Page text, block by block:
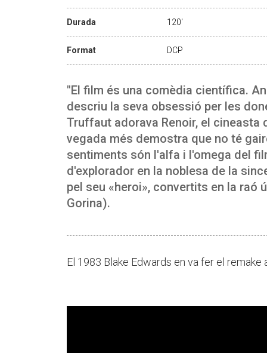
Durada 120'
Format DCP
"El film és una comèdia científica.
descriu la seva obsessió per les
Truffaut adorava Renoir, el cineasta
vegada més demostra que no té
sentiments són l'alfa i l'omega del
d'explorador en la noblesa de la
pel seu «heroi», convertits en la raó
Gorina).
El 1983 Blake Edwards en va fer el remake